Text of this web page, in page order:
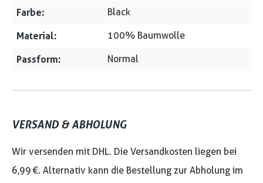
Farbe: Black
Material: 100% Baumwolle
Passform: Normal
VERSAND & ABHOLUNG
Wir versenden mit DHL. Die Versandkosten liegen bei
6,99 €. Alternativ kann die Bestellung zur Abholung im